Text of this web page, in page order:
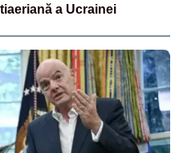
a Ucrainei